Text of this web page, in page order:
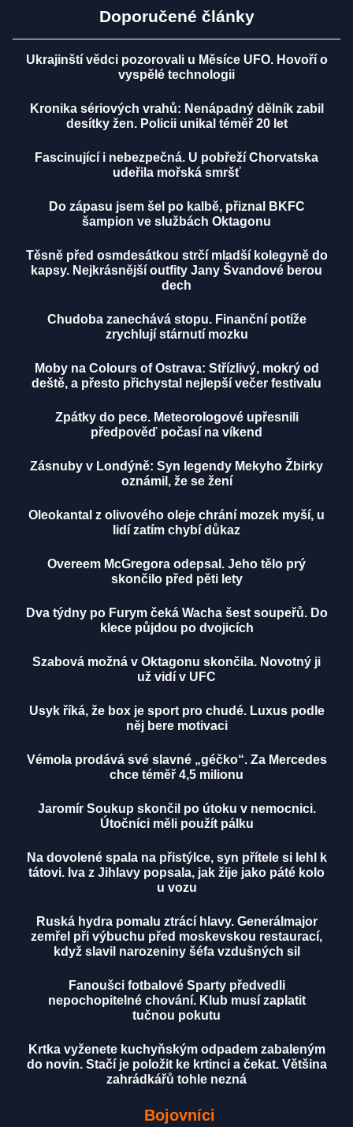
Doporučené články
Ukrajinští vědci pozorovali u Měsíce UFO. Hovoří o
vyspělé technologii
Kronika sériových vrahů: Nenápadný dělník zabil
desítky žen. Policii unikal téměř 20 let
Fascinující i nebezpečná. U pobřeží Chorvatska
udeřila mořská smršť
Do zápasu jsem šel po kalbě, přiznal BKFC
šampion ve službách Oktagonu
Těsně před osmdesátkou strčí mladší kolegyně do
kapsy. Nejkrásnější outfity Jany Švandové berou
dech
Chudoba zanechává stopu. Finanční potíže
zrychlují stárnutí mozku
Moby na Colours of Ostrava: Střízlivý, mokrý od
deště, a přesto přichystal nejlepší večer festivalu
Zpátky do pece. Meteorologové upřesnili
předpověď počasí na víkend
Zásnuby v Londýně: Syn legendy Mekyho Žbirky
oznámil, že se žení
Oleokantal z olivového oleje chrání mozek myší, u
lidí zatím chybí důkaz
Overeem McGregora odepsal. Jeho tělo prý
skončilo před pěti lety
Dva týdny po Furym čeká Wacha šest soupeřů. Do
klece půjdou po dvojicích
Szabová možná v Oktagonu skončila. Novotný ji
už vidí v UFC
Usyk říká, že box je sport pro chudé. Luxus podle
něj bere motivaci
Vémola prodává své slavné „géčko“. Za Mercedes
chce téměř 4,5 milionu
Jaromír Soukup skončil po útoku v nemocnici.
Útočníci měli použít pálku
Na dovolené spala na přistýlce, syn přítele si lehl k
tátovi. Iva z Jihlavy popsala, jak žije jako páté kolo
u vozu
Ruská hydra pomalu ztrácí hlavy. Generálmajor
zemřel při výbuchu před moskevskou restaurací,
když slavil narozeniny šéfa vzdušných sil
Fanoušci fotbalové Sparty předvedli
nepochopitelné chování. Klub musí zaplatit
tučnou pokutu
Krtka vyženete kuchyňským odpadem zabaleným
do novin. Stačí je položit ke krtinci a čekat. Většina
zahrádkářů tohle nezná
Bojovníci